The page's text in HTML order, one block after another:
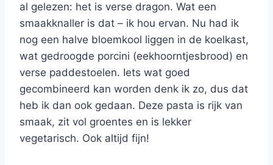
al gelezen: het is verse dragon. Wat een
smaakknaller is dat – ik hou ervan. Nu had ik
nog een halve bloemkool liggen in de koelkast,
wat gedroogde porcini (eekhoorntjesbrood) en
verse paddestoelen. Iets wat goed
gecombineerd kan worden denk ik zo, dus dat
heb ik dan ook gedaan. Deze pasta is rijk van
smaak, zit vol groentes en is lekker
vegetarisch. Ook altijd fijn!